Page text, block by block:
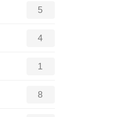
5
4
1
8